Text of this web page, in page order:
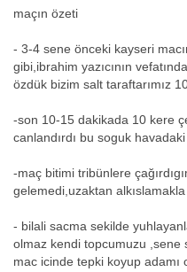
maçın özeti
- 3-4 sene önceki kayseri
gibi,ibrahim yazıcının
özdük bizim salt taraftarımız
-son 10-15 dakikada 10 kere
canlandırdı bu soguk
-maç bitimi tribünlere
gelemedi,uzaktan
- bilali sacma sekilde
olmaz kendi topcumuzu ,sene
mac icinde tepki koyup adamı